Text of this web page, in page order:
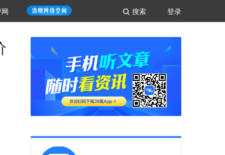
登录
搜索